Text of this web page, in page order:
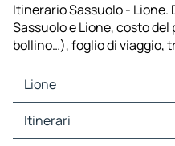
Itinerario Sassuolo -
Sassuolo e Lione, costo
bollino…), foglio di viaggio,
Lione
Lione Mappe Piantine
Lione Traffico
Itinerari